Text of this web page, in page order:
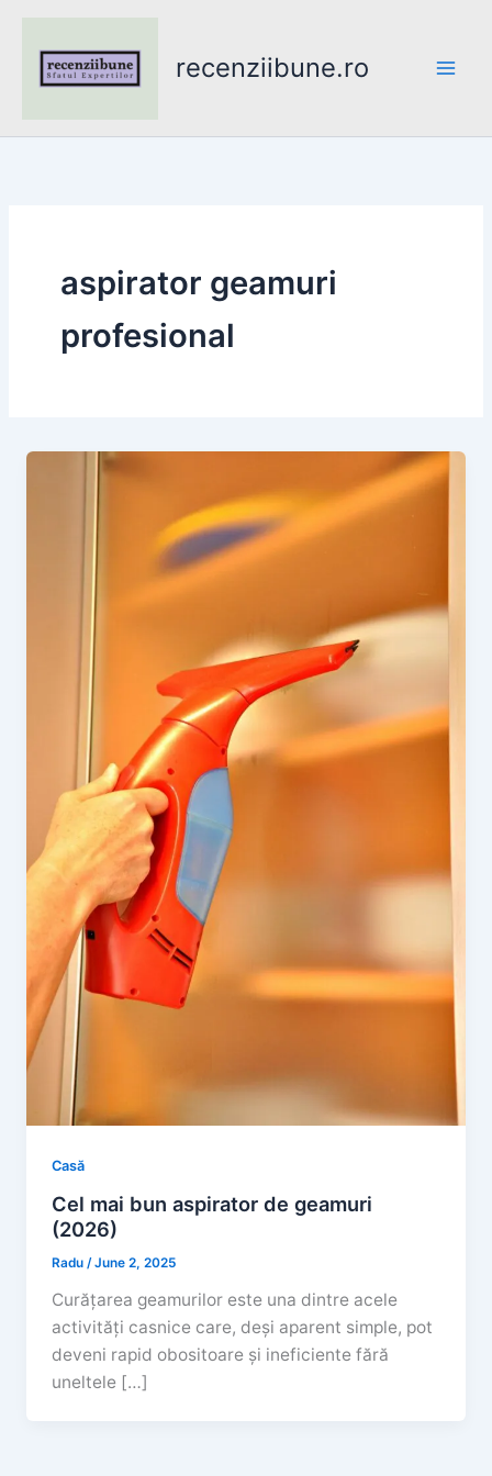
content
recenziibune.ro
aspirator geamuri
profesional
Casă
Cel mai bun aspirator de geamuri
(2026)
Radu/June 2, 2025
Curățarea geamurilor este una dintre acele
activități casnice care, deși aparent simple, pot
deveni rapid obositoare și ineficiente fără
uneltele […]